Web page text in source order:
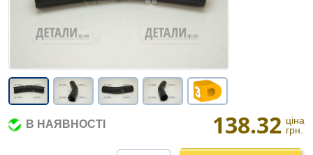
В НАЯВНОСТІ 138.32 ціна
грн.